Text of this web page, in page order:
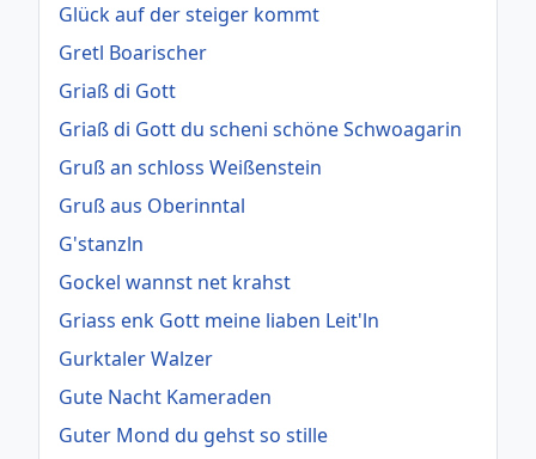
Glück auf der steiger kommt
Gretl Boarischer
Griaß di Gott
Griaß di Gott du scheni schöne Schwoagarin
Gruß an schloss Weißenstein
Gruß aus Oberinntal
G'stanzln
Gockel wannst net krahst
Griass enk Gott meine liaben Leit'ln
Gurktaler Walzer
Gute Nacht Kameraden
Guter Mond du gehst so stille